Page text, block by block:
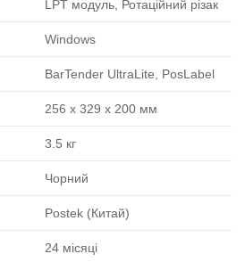
LPT модуль, Ротаційний різак
Windows
BarTender UltraLite, PosLabel
256 x 329 x 200 мм
3.5 кг
Чорний
Postek (Китай)
24 місяці